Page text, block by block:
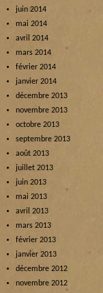
juin 2014
mai 2014
avril 2014
mars 2014
février 2014
janvier 2014
décembre 2013
novembre 2013
octobre 2013
septembre 2013
août 2013
juillet 2013
juin 2013
mai 2013
avril 2013
mars 2013
février 2013
janvier 2013
décembre 2012
novembre 2012